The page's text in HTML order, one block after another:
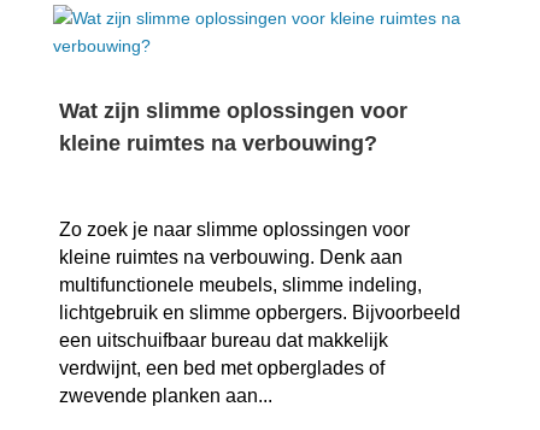
Wat zijn slimme oplossingen voor
kleine ruimtes na verbouwing?
Zo zoek je naar slimme oplossingen voor
kleine ruimtes na verbouwing.​ Denk aan
multifunctionele meubels, slimme indeling,
lichtgebruik en slimme opbergers.​ Bijvoorbeeld
een uitschuifbaar bureau dat makkelijk
verdwijnt, een bed met opberglades of
zwevende planken aan...